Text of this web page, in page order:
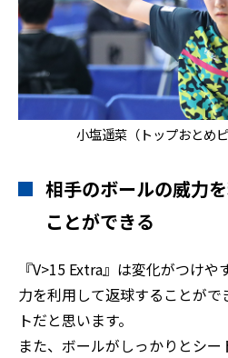
小塩遥菜（トップおとめ
相手のボールの威力
ことができる
『V>15 Extra』は変化がつけ
力を利用して返球することが
トだと思います。
また、ボールがしっかりとシ